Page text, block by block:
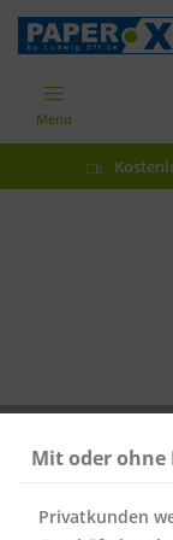
Menü
Mit oder
Privatkunden